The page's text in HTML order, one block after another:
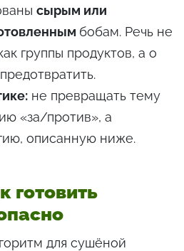
сырым или
бобам. Речь не
группы продуктов, а о
не превращать тему
«за/против», а
описанную ниже.
готовить
для сушёной